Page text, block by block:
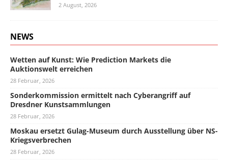
2 August, 2026
NEWS
Wetten auf Kunst: Wie Prediction Markets die
Auktionswelt erreichen
28 Februar, 2026
Sonderkommission ermittelt nach Cyberangriff auf
Dresdner Kunstsammlungen
28 Februar, 2026
Moskau ersetzt Gulag-Museum durch Ausstellung über NS-
Kriegsverbrechen
28 Februar, 2026